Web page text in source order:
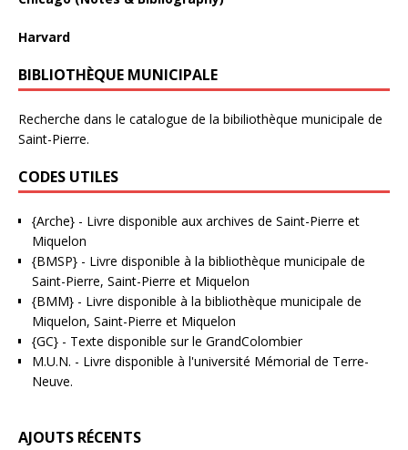
Harvard
BIBLIOTHÈQUE MUNICIPALE
Recherche dans le catalogue de la bibiliothèque municipale de
Saint-Pierre.
CODES UTILES
{Arche} - Livre disponible aux archives de Saint-Pierre et
Miquelon
{BMSP} - Livre disponible à la bibliothèque municipale de
Saint-Pierre, Saint-Pierre et Miquelon
{BMM} - Livre disponible à la bibliothèque municipale de
Miquelon, Saint-Pierre et Miquelon
{GC} - Texte disponible sur le GrandColombier
M.U.N. - Livre disponible à l'université Mémorial de Terre-
Neuve.
AJOUTS RÉCENTS